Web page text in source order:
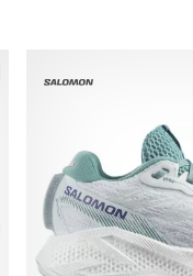
41⅓ 42 42⅔ 43⅓